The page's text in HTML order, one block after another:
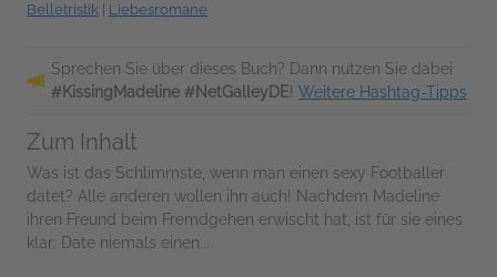
Belletristik Liebesromane
Sprechen Sie über dieses Buch? Dann nutzen Sie dabei
#KissingMadeline #NetGalleyDE! Weitere Hashtag-Tipps
Zum Inhalt
Was ist das Schlimmste, wenn man einen sexy Footballer
datet? Alle anderen wollen ihn auch! Nachdem Madeline
ihren Freund beim Fremdgehen erwischt hat, ist für sie eines
klar: Date niemals einen...